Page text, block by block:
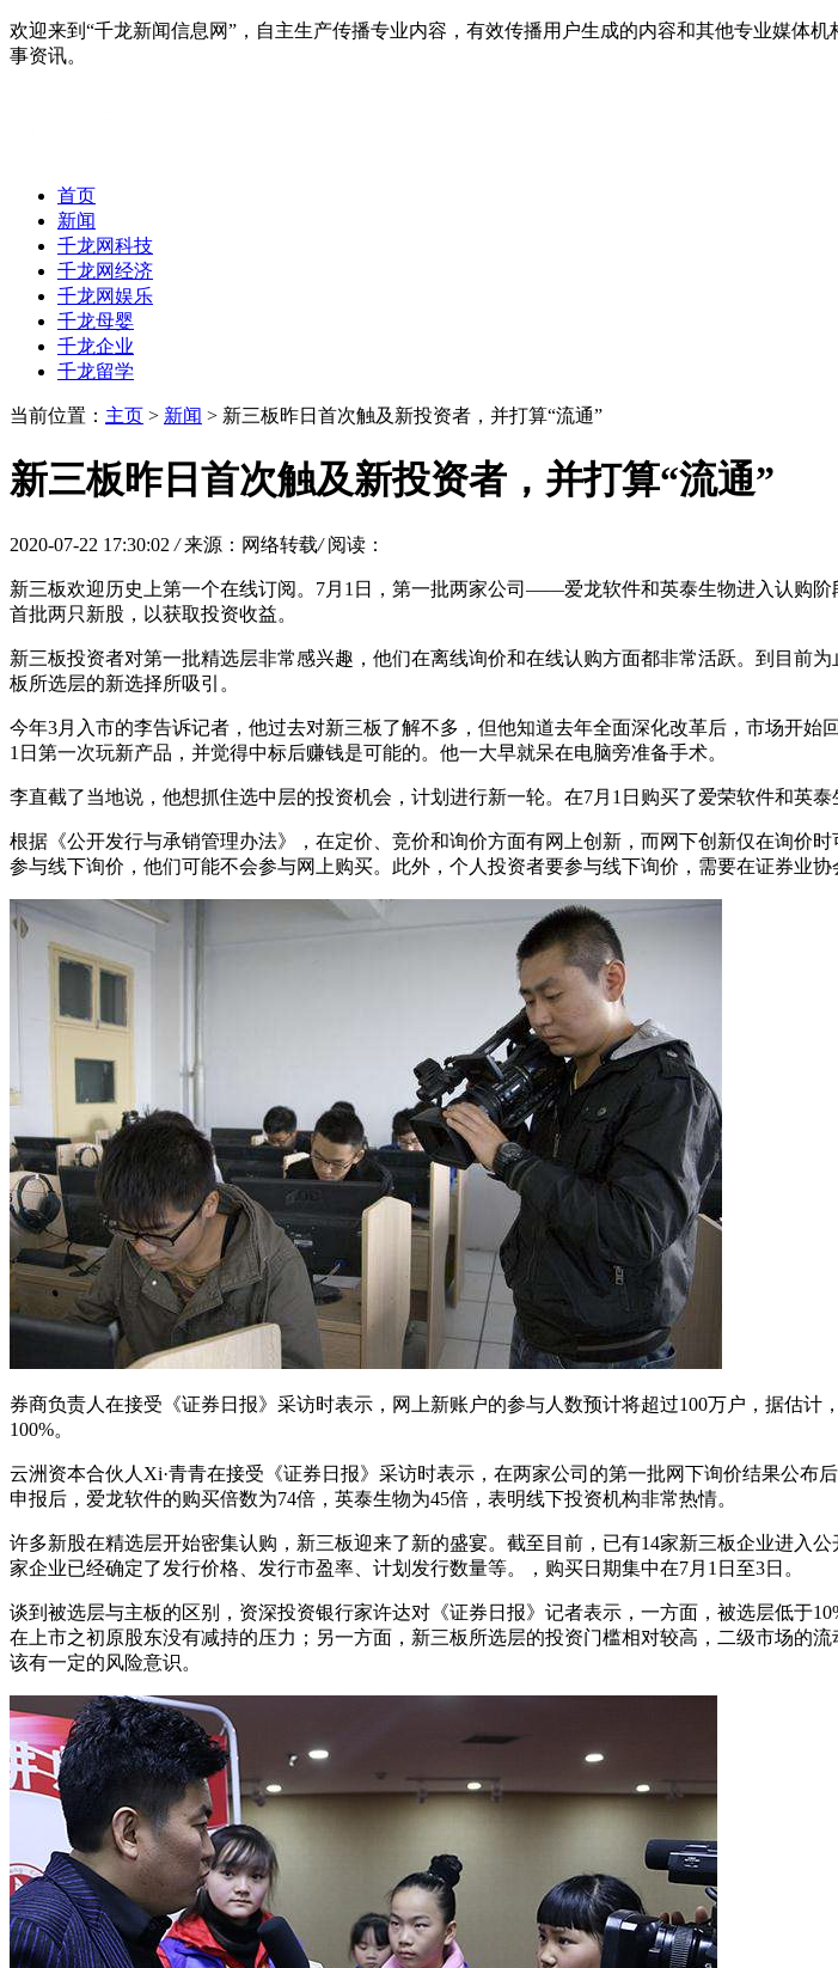
欢迎来到“千龙新闻信息网”，自主生产传播专业内容，有效传播用户生成的内容和其他专业媒体
事资讯。
首页
新闻
千龙网科技
千龙网经济
千龙网娱乐
千龙母婴
千龙企业
千龙留学
当前位置： 主页 > 新闻 > 新三板昨日首次触及新投资者，并打算“流通”
新三板昨日首次触及新投资者，并打算“流通”
2020-07-22 17:30:02 / 来源：网络转载/ 阅读：
新三板欢迎历史上第一个在线订阅。7月1日，第一批两家公司——爱龙软件和英泰生物进入认购
首批两只新股，以获取投资收益。
新三板投资者对第一批精选层非常感兴趣，他们在离线询价和在线认购方面都非常活跃。到目前
板所选层的新选择所吸引。
今年3月入市的李告诉记者，他过去对新三板了解不多，但他知道去年全面深化改革后，市场开
1日第一次玩新产品，并觉得中标后赚钱是可能的。他一大早就呆在电脑旁准备手术。
李直截了当地说，他想抓住选中层的投资机会，计划进行新一轮。在7月1日购买了爱荣软件和英
根据《公开发行与承销管理办法》，在定价、竞价和询价方面有网上创新，而网下创新仅在询价
参与线下询价，他们可能不会参与网上购买。此外，个人投资者要参与线下询价，需要在证券业
券商负责人在接受《证券日报》采访时表示，网上新账户的参与人数预计将超过100万户，据估
100%。
云洲资本合伙人Xi·青青在接受《证券日报》采访时表示，在两家公司的第一批网下询价结果公
申报后，爱龙软件的购买倍数为74倍，英泰生物为45倍，表明线下投资机构非常热情。
许多新股在精选层开始密集认购，新三板迎来了新的盛宴。截至目前，已有14家新三板企业进入
家企业已经确定了发行价格、发行市盈率、计划发行数量等。，购买日期集中在7月1日至3日。
谈到被选层与主板的区别，资深投资银行家许达对《证券日报》记者表示，一方面，被选层低于
在上市之初原股东没有减持的压力；另一方面，新三板所选层的投资门槛相对较高，二级市场的
该有一定的风险意识。